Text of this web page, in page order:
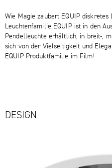
Wie Magie zaubert EQUIP diskretes
Leuchtenfamilie EQUIP ist in den
Pendelleuchte erhältlich, in breit-,
sich von der Vielseitigkeit und
EQUIP Produktfamilie im Film!
DESIGN